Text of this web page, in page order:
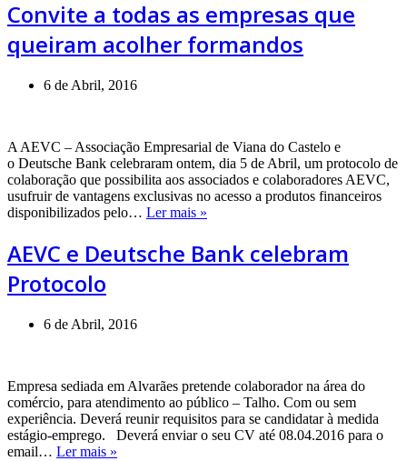
Convite a todas as empresas que
queiram acolher formandos
6 de Abril, 2016
A AEVC – Associação Empresarial de Viana do Castelo e
o Deutsche Bank celebraram ontem, dia 5 de Abril, um protocolo de
colaboração que possibilita aos associados e colaboradores AEVC,
usufruir de vantagens exclusivas no acesso a produtos financeiros
disponibilizados pelo… Ler mais »
Deutsche
Bank
AEVC e Deutsche Bank celebram
Protocolo
6 de Abril, 2016
Empresa sediada em Alvarães pretende colaborador na área do
comércio, para atendimento ao público – Talho. Com ou sem
experiência. Deverá reunir requisitos para se candidatar à medida
estágio-emprego. Deverá enviar o seu CV até 08.04.2016 para o
email… Ler mais »